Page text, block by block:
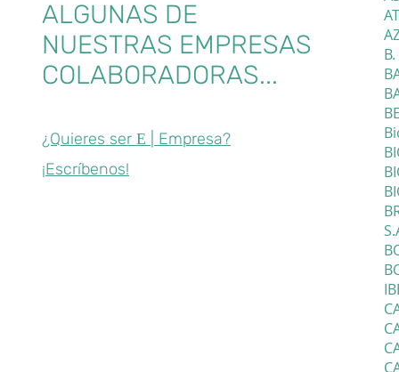
ALGUNAS DE
NUESTRAS EMPRESAS
COLABORADORAS...
¿Quieres ser E | Empresa?
¡Escríbenos!